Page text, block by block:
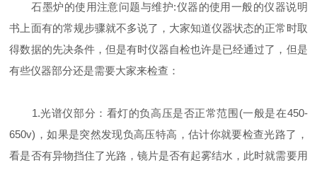
石墨炉的使用注意问题与维护:仪器的使用一般的仪器说明
书上面有的常规步骤就不多说了，大家知道仪器状态的正常时取
得数据的先决条件，但是有时仪器自检也许是已经通过了，但是
有些仪器部分还是需要大家来检查：
1.光谱仪部分：看灯的负高压是否正常范围(一般是在450-
650v)，如果是突然发现负高压特高，估计你就要检查光路了，
看是否有异物挡住了光路，镜片是否有起雾结水，此时就需要用